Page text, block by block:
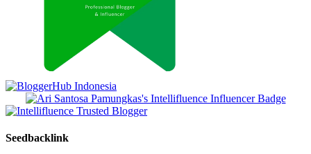
Seedbacklink